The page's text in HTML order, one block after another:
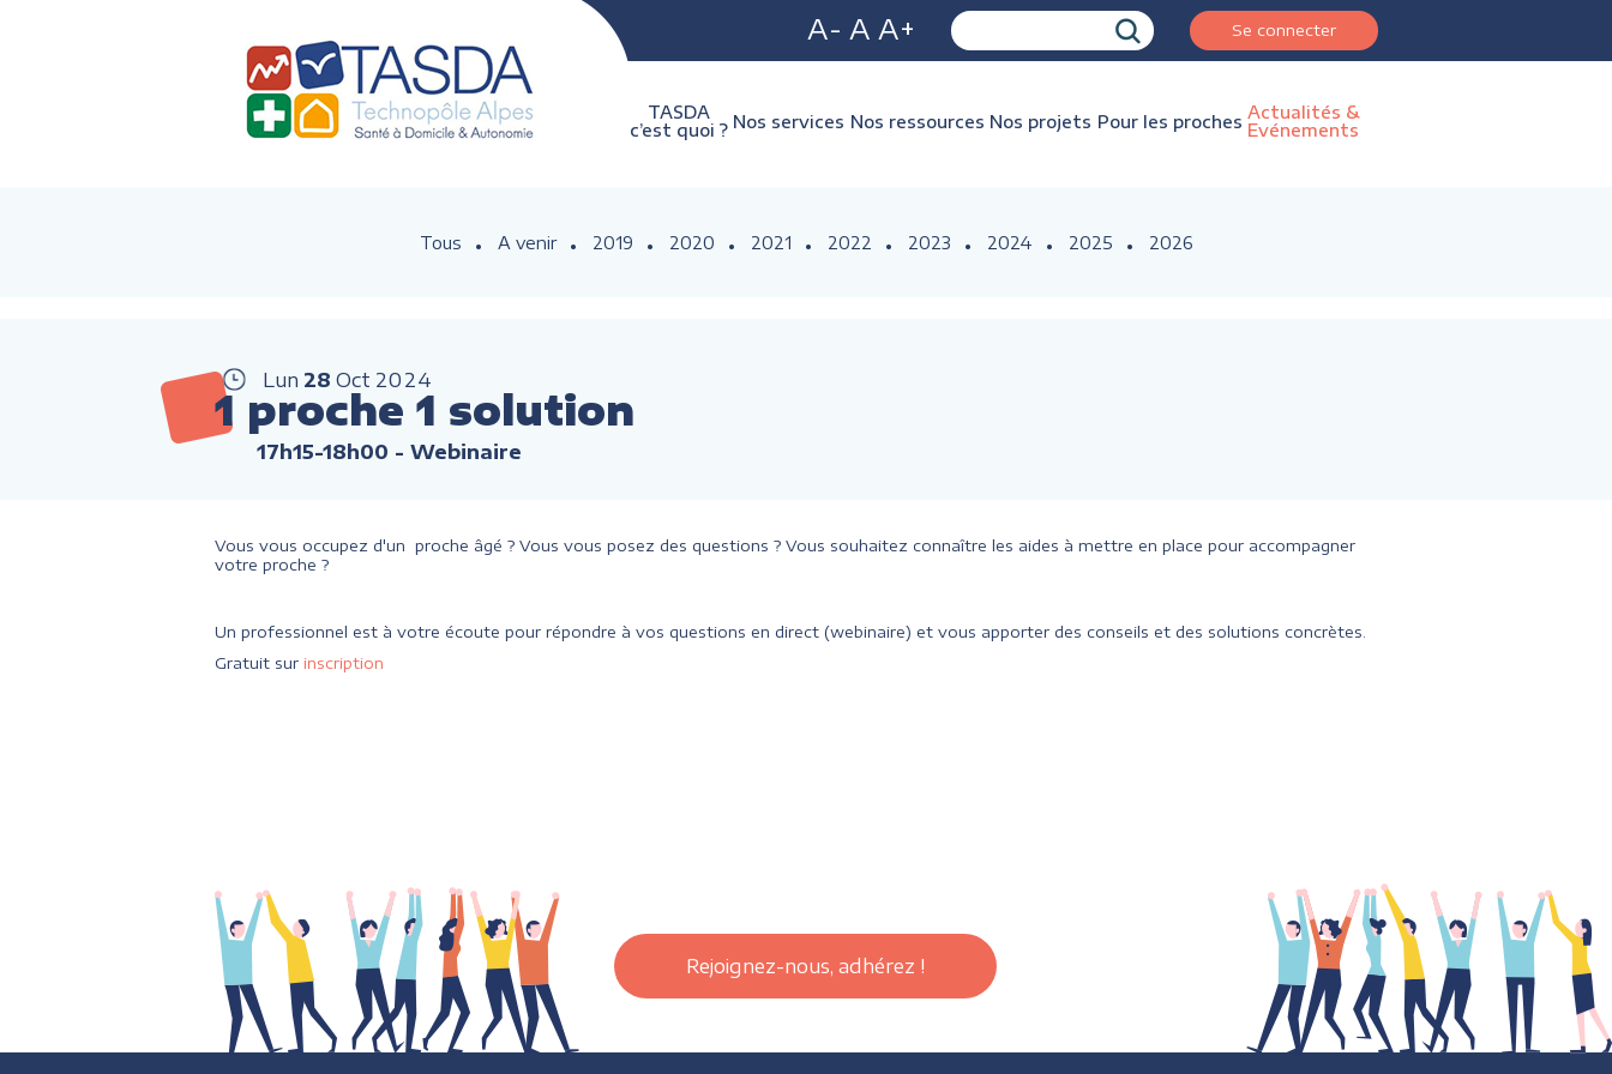
A- A A+ Se connecter
TASDA
c’est quoi ? Nos services Nos ressources Nos projets Pour les proches Actualités &
Evénements
Tous A venir 2019 2020 2021 2022 2023 2024 2025 2026
Lun 28 Oct 2024
1 proche 1 solution
17h15-18h00 - Webinaire
Vous vous occupez d'un proche âgé ? Vous vous posez des questions ? Vous souhaitez connaître les aides à mettre en place pour accompagner
votre proche ?
Un professionnel est à votre écoute pour répondre à vos questions en direct (webinaire) et vous apporter des conseils et des solutions concrètes.
Gratuit sur inscription
Rejoignez-nous, adhérez !